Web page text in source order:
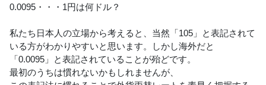
0.0095・・・1円は何ドル？
私たち日本人の立場から考えると、当然「105」と表記されて
いる方がわかりやすいと思います。しかし海外だと
「0.0095」と表記されていることが殆どです。
最初のうちは慣れないかもしれませんが、